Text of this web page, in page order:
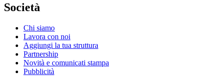
Società
Chi siamo
Lavora con noi
Aggiungi la tua struttura
Partnership
Novità e comunicati stampa
Pubblicità